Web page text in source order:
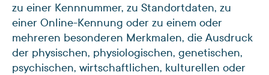
zu einer Kennnummer, zu Standortdaten, zu
einer Online-Kennung oder zu einem oder
mehreren besonderen Merkmalen, die Ausdruck
der physischen, physiologischen, genetischen,
psychischen, wirtschaftlichen, kulturellen oder